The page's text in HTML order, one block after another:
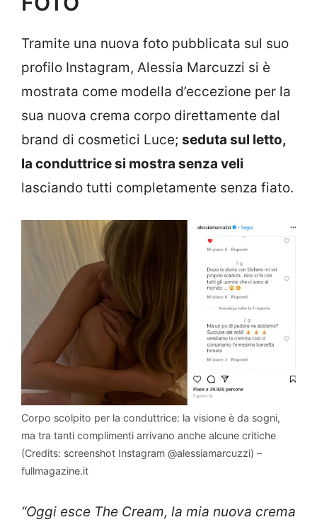
Tramite una nuova foto pubblicata sul suo
profilo Instagram, Alessia Marcuzzi si è
mostrata come modella d’eccezione per la
sua nuova crema corpo direttamente dal
brand di cosmetici Luce; seduta sul letto,
la conduttrice si mostra senza veli
lasciando tutti completamente senza fiato.
Corpo scolpito per la conduttrice: la visione è da sogni,
ma tra tanti complimenti arrivano anche alcune critiche
(Credits: screenshot Instagram @alessiamarcuzzi) –
fullmagazine.it
“Oggi esce The Cream, la mia nuova crema